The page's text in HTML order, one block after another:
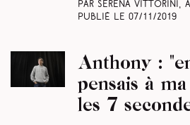
Par Serena Vittorini,
Publié le 07/11/2019
Anthony :
pensais à
les 7